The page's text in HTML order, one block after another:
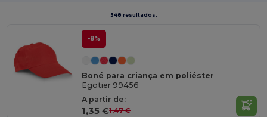
348 resultados.
-8%
Boné para criança em poliéster
Egotier 99456
A partir de:
1,35 €1,47 €